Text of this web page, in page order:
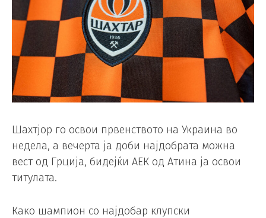
Шахтјор го освои првенството на Украина во
недела, а вечерта ја доби најдобрата можна
вест од Грција, бидејќи АЕК од Атина ја освои
титулата.
Како шампион со најдобар клупски